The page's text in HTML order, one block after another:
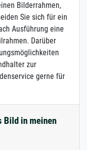
Bilderrahmen,
Sie sich für ein
Ausführung eine
Darüber
zur
gerne für
Bild in meinen